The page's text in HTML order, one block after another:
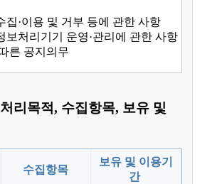
집·이용 및 거부 등에 관한 사항
보처리기기 운영·관리에 관한 사항
른 공지의무
리목적, 수집항목, 보유 및
수집항목
보유 및 이용기
간